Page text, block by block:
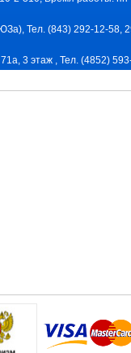
Тел. (843) 292-12-
3 этаж , Тел. (4852)